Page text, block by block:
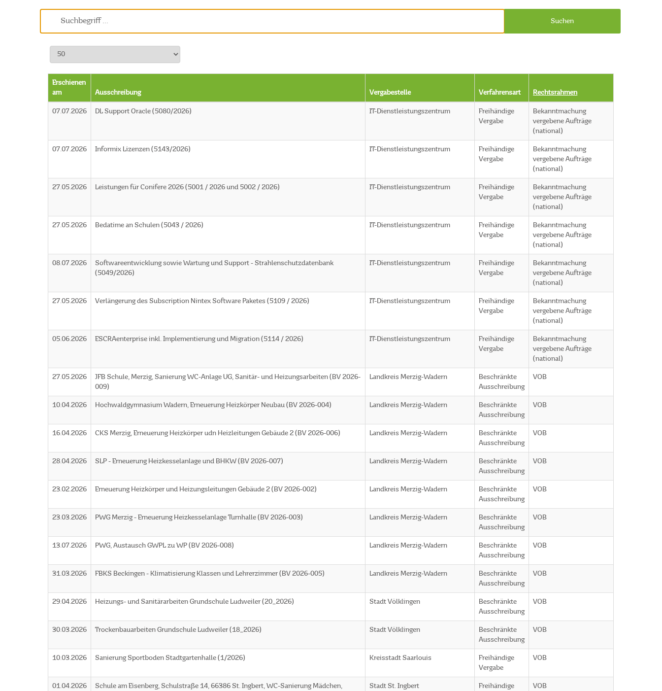
Suchen
Erschienen
am
Ausschreibung Vergabestelle Verfahrensart Rechtsrahmen
07.07.2026 DL Support Oracle (5080/2026) IT-Dienstleistungszentrum
Freihändige
Vergabe
Bekanntmachung
vergebene Aufträge
(national)
07.07.2026 Informix Lizenzen (5143/2026) IT-Dienstleistungszentrum
Freihändige
Vergabe
Bekanntmachung
vergebene Aufträge
(national)
27.05.2026 Leistungen für Conifere 2026 (5001 / 2026 und 5002 / 2026) IT-Dienstleistungszentrum
Freihändige
Vergabe
Bekanntmachung
vergebene Aufträge
(national)
27.05.2026 Bedatime an Schulen (5043 / 2026) IT-Dienstleistungszentrum
Freihändige
Vergabe
Bekanntmachung
vergebene Aufträge
(national)
08.07.2026
Softwareentwicklung sowie Wartung und Support - Strahlenschutzdatenbank
(5049/2026)
IT-Dienstleistungszentrum
Freihändige
Vergabe
Bekanntmachung
vergebene Aufträge
(national)
27.05.2026 Verlängerung des Subscription Nintex Software Paketes (5109 / 2026) IT-Dienstleistungszentrum
Freihändige
Vergabe
Bekanntmachung
vergebene Aufträge
(national)
05.06.2026 ESCRAenterprise inkl. Implementierung und Migration (5114 / 2026) IT-Dienstleistungszentrum
Freihändige
Vergabe
Bekanntmachung
vergebene Aufträge
(national)
27.05.2026
JFB Schule, Merzig, Sanierung WC-Anlage UG, Sanitär- und Heizungsarbeiten (BV 2026-
009)
Landkreis Merzig-Wadern
Beschränkte
Ausschreibung
VOB
10.04.2026 Hochwaldgymnasium Wadern, Erneuerung Heizkörper Neubau (BV 2026-004) Landkreis Merzig-Wadern
Beschränkte
Ausschreibung
VOB
16.04.2026 CKS Merzig, Erneuerung Heizkörper udn Heizleitungen Gebäude 2 (BV 2026-006) Landkreis Merzig-Wadern
Beschränkte
Ausschreibung
VOB
28.04.2026 SLP - Erneuerung Heizkesselanlage und BHKW (BV 2026-007) Landkreis Merzig-Wadern
Beschränkte
Ausschreibung
VOB
23.02.2026 Erneuerung Heizkörper und Heizungsleitungen Gebäude 2 (BV 2026-002) Landkreis Merzig-Wadern
Beschränkte
Ausschreibung
VOB
23.03.2026 PWG Merzig - Erneuerung Heizkesselanlage Turnhalle (BV 2026-003) Landkreis Merzig-Wadern
Beschränkte
Ausschreibung
VOB
13.07.2026 PWG, Austausch GWPL zu WP (BV 2026-008) Landkreis Merzig-Wadern
Beschränkte
Ausschreibung
VOB
31.03.2026 FBKS Beckingen - Klimatisierung Klassen und Lehrerzimmer (BV 2026-005) Landkreis Merzig-Wadern
Beschränkte
Ausschreibung
VOB
29.04.2026 Heizungs- und Sanitärarbeiten Grundschule Ludweiler (20_2026) Stadt Völklingen
Beschränkte
Ausschreibung
VOB
30.03.2026 Trockenbauarbeiten Grundschule Ludweiler (18_2026) Stadt Völklingen
Beschränkte
Ausschreibung
VOB
10.03.2026 Sanierung Sportboden Stadtgartenhalle (1/2026) Kreisstadt Saarlouis
Freihändige
Vergabe
VOB
01.04.2026
Schule am Eisenberg, Schulstraße 14, 66386 St. Ingbert, WC-Sanierung Mädchen,
Stadt St. Ingbert
Freihändige
VOB